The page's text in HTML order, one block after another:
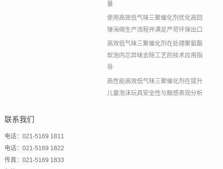
量
使用高效低气味三聚催化剂优化高回
弹海绵生产流程并满足严苛环保出口
高效低气味三聚催化剂在处理聚氨酯
软泡内芯异味去除工艺的技术应用指
导
高性能高效低气味三聚催化剂在提升
儿童泡沫玩具安全性与触感表现分析
联系我们
电话：021-5169 1811
电话：021-5169 1822
传真：021-5169 1833